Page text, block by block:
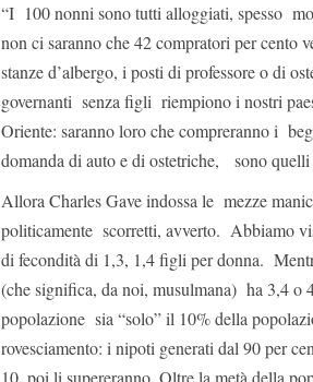
“I 100 nonni sono tutti alloggiati, spesso
non ci saranno che 42 compratori per cento
stanze d’albergo, i posti di professore o di
governanti senza figli riempiono i nostri
Oriente: saranno loro che compreranno i
domanda di auto e di ostetriche, sono quelli
Allora Charles Gave indossa le mezze
politicamente scorretti, avverto. Abbiamo
di fecondità di 1,3, 1,4 figli per donna.
(che significa, da noi, musulmana) ha 3,4 o
popolazione sia “solo” il 10% della
rovesciamento: i nipoti generati dal 90 per
10, poi li supereranno. Oltre la metà della